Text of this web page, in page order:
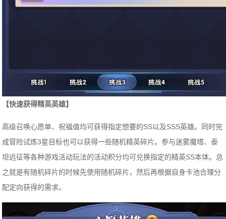
【快速获得精英英雄】
高级召唤心愿单、祝福值均可获得指定想要的SS以及SSS英雄。同时完
成冒险试炼3星目标也可以获得一些随机精英碎片。参与迷雾魔塔、泰
坦远征等各种游戏活动玩法的活动积分均可兑换指定的精英SS本体。总
之就是有随机碎片的时候先使用随机碎片，然后再根据自身卡池合理分
配定向获得的需求。